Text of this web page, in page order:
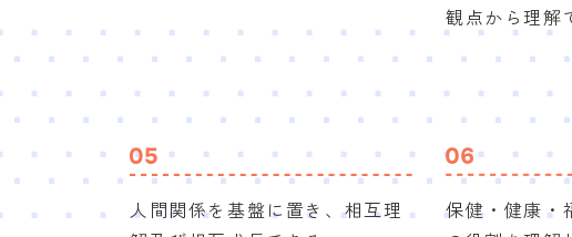
観点から理解
人間関係を基盤に置き、相互理
保健・健康・